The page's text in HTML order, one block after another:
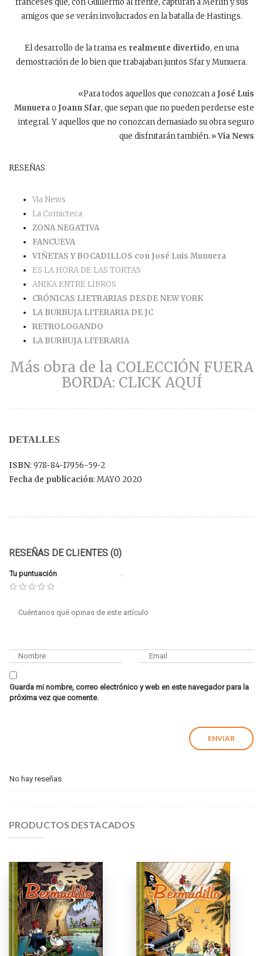
amigos que se verán involucrados en la batalla de Hastings.
El desarrollo de la trama es realmente divertido, en una
demostración de lo bien que trabajaban juntos Sfar y Munuera.
«Para todos aquellos que conozcan a José Luis
Munuerao Joann Sfar, que sepan que no pueden perderse este
integral. Y aquellos que no conozcan demasiado su obra seguro
que disfrutarán también.»Via News
RESEÑAS
Via News
La Comicteca
ZONA NEGATIVA
FANCUEVA
VIÑETAS Y BOCADILLOS con José Luis Munuera
ES LA HORA DE LAS TORTAS
ANIKA ENTRE LIBROS
CRÓNICAS LIETRARIAS DESDE NEW YORK
LA BURBUJA LITERARIA DE JC
RETROLOGANDO
LA BURBUJA LITERARIA
Más obra de la COLECCIÓN FUERA
BORDA: CLICK AQUÍ
DETALLES
ISBN: 978-84-17956-59-2
Fecha de publicación: MAYO 2020
RESEÑAS DE CLIENTES (0)
Tu puntuación
Guarda mi nombre, correo electrónico y web en este navegador para la
próxima vez que comente.
No hay reseñas.
PRODUCTOS DESTACADOS